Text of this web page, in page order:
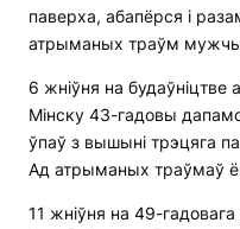
паверха, абапёрся і
атрыманых траўм
6 жніўня на будаўніцтве
Мінску 43-гадовы
ўпаў з вышыні трэцяга
Ад атрыманых траўмаў
11 жніўня на 49-